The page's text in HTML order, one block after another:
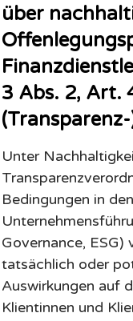
über
3 Abs. 2, Art.
Unter
Bedingungen in
Governance, ESG)
tatsächlich oder
Auswirkungen auf
Klientinnen und